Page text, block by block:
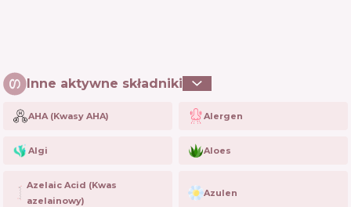
Inne aktywne składniki
AHA (Kwasy AHA) Alergen
Algi Aloes
Azelaic Acid (Kwas
azelainowy)
Azulen